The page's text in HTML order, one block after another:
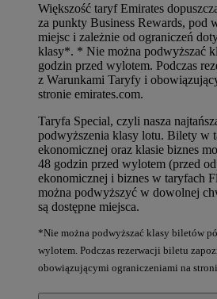
Większość taryf Emirates
za punkty Business Rewards, pod
miejsc i zależnie od ograniczeń
klasy*. * Nie można podwyższać
godzin przed wylotem. Podczas
z Warunkami Taryfy i
stronie emirates.com.
Taryfa Special, czyli nasza
podwyższenia klasy lotu. Bilety w
ekonomicznej oraz klasie biznes
48 godzin przed wylotem (przed
ekonomicznej i biznes w taryfach
można podwyższyć w dowolnej
są dostępne miejsca.
*Nie można podwyższać klasy biletów
wylotem. Podczas rezerwacji biletu
obowiązującymi ograniczeniami na